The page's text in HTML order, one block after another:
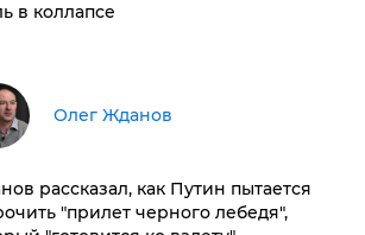
в коллапсе
Олег Жданов
рассказал, как Путин пытается
"прилет черного лебедя",